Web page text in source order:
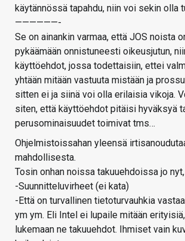
käytännössä tapahdu, niin voi sekin olla
——————-
Se on ainankin varmaa, että JOS noista
pykäämään onnistuneesti oikeusjutun,
käyttöehdot, jossa todettaisiin, ettei
yhtään mitään vastuuta mistään ja
sitten ei ja siinä voi olla erilaisia vikoja.
siten, että käyttöehdot pitäisi hyväksyä
perusominaisuudet toimivat tms…
Ohjelmistoissahan yleensä
mahdollisesta.
Tosin onhan noissa takuuehdoissa jo
-Suunnitteluvirheet (ei kata)
-Että on turvallinen tietoturvauhkia
ym ym. Eli Intel ei lupaile mitään
lukemaan ne takuuehdot. Ihmiset vain